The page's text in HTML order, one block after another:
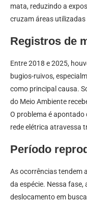
mata, reduzindo a
cruzam áreas
Registros de
Entre 2018 e 2025,
bugios-ruivos,
como principal causa.
do Meio Ambiente
O problema é apontado
rede elétrica atravessa
Período
As ocorrências tendem
da espécie. Nessa
deslocamento em